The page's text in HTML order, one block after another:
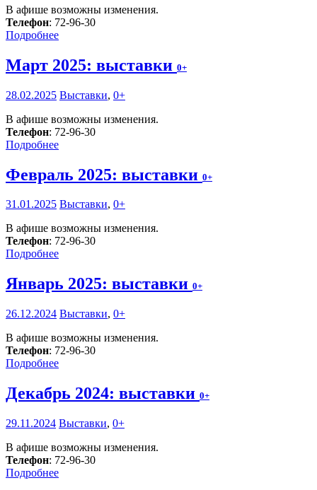
В афише возможны изменения.
Телефон: 72-96-30
Подробнее
Март 2025: выставки 0+
28.02.2025 Выставки, 0+
В афише возможны изменения.
Телефон: 72-96-30
Подробнее
Февраль 2025: выставки 0+
31.01.2025 Выставки, 0+
В афише возможны изменения.
Телефон: 72-96-30
Подробнее
Январь 2025: выставки 0+
26.12.2024 Выставки, 0+
В афише возможны изменения.
Телефон: 72-96-30
Подробнее
Декабрь 2024: выставки 0+
29.11.2024 Выставки, 0+
В афише возможны изменения.
Телефон: 72-96-30
Подробнее